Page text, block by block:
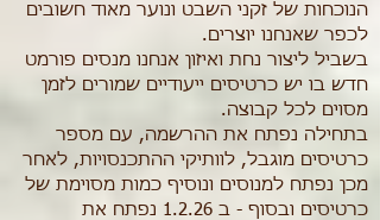
הנוכחות של זקני השבט ונוער מאוד חשובים
לכפר שאנחנו יוצרים.
בשביל ליצור נחת ואיזון אנחנו מנסים פורמט
חדש בו יש כרטיסים ייעודיים שמורים לזמן
מסוים לכל קבוצה.
בתחילה נפתח את ההרשמה, עם מספר
כרטיסים מוגבל, לוותיקי ההתכנסויות, לאחר
מכן נפתח למנוסים ונוסיף כמות מסוימת של
כרטיסים ובסוף - ב 1.2.26 נפתח את